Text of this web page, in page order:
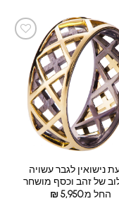
נישואין לגבר עשויה
של זהב וכסף מושחר
החל מ:
₪5,950